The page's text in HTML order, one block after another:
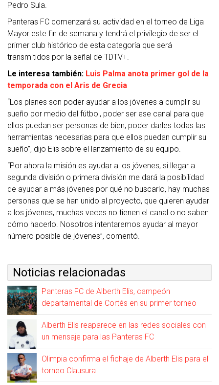
Pedro Sula.
Panteras FC comenzará su actividad en el torneo de Liga
Mayor este fin de semana y tendrá el privilegio de ser el
primer club histórico de esta categoría que será
transmitidos por la señal de TDTV+.
Le interesa también: Luis Palma anota primer gol de la
temporada con el Aris de Grecia
“Los planes son poder ayudar a los jóvenes a cumplir su
sueño por medio del fútbol, poder ser ese canal para que
ellos puedan ser personas de bien, poder darles todas las
herramientas necesarias para que ellos puedan cumplir su
sueño”, dijo Elis sobre el lanzamiento de su equipo.
“Por ahora la misión es ayudar a los jóvenes, si llegar a
segunda división o primera división me dará la posibilidad
de ayudar a más jóvenes por qué no buscarlo, hay muchas
personas que se han unido al proyecto, que quieren ayudar
a los jóvenes, muchas veces no tienen el canal o no saben
cómo hacerlo. Nosotros intentaremos ayudar al mayor
número posible de jóvenes”, comentó.
Noticias relacionadas
Panteras FC de Alberth Elis, campeón
departamental de Cortés en su primer torneo
Alberth Elis reaparece en las redes sociales con
un mensaje para las Panteras FC
Olimpia confirma el fichaje de Alberth Elis para el
torneo Clausura